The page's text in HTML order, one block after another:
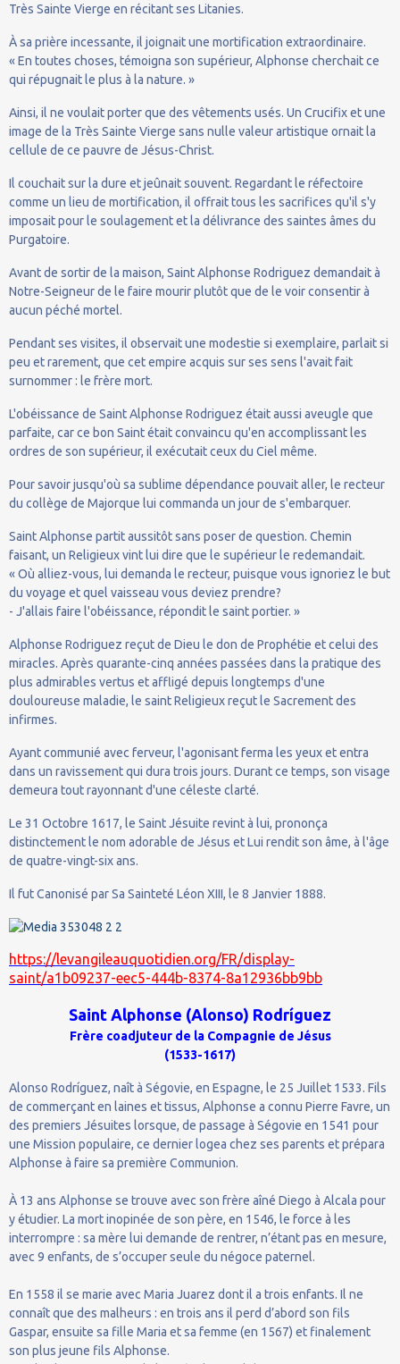
Très Sainte Vierge en récitant ses Litanies.
À sa prière incessante, il joignait une mortification extraordinaire.
« En toutes choses, témoigna son supérieur, Alphonse cherchait ce
qui répugnait le plus à la nature. »
Ainsi, il ne voulait porter que des vêtements usés. Un Crucifix et une
image de la Très Sainte Vierge sans nulle valeur artistique ornait la
cellule de ce pauvre de Jésus-Christ.
Il couchait sur la dure et jeûnait souvent. Regardant le réfectoire
comme un lieu de mortification, il offrait tous les sacrifices qu'il s'y
imposait pour le soulagement et la délivrance des saintes âmes du
Purgatoire.
Avant de sortir de la maison, Saint Alphonse Rodriguez demandait à
Notre-Seigneur de le faire mourir plutôt que de le voir consentir à
aucun péché mortel.
Pendant ses visites, il observait une modestie si exemplaire, parlait si
peu et rarement, que cet empire acquis sur ses sens l'avait fait
surnommer : le frère mort.
L'obéissance de Saint Alphonse Rodriguez était aussi aveugle que
parfaite, car ce bon Saint était convaincu qu'en accomplissant les
ordres de son supérieur, il exécutait ceux du Ciel même.
Pour savoir jusqu'où sa sublime dépendance pouvait aller, le recteur
du collège de Majorque lui commanda un jour de s'embarquer.
Saint Alphonse partit aussitôt sans poser de question. Chemin
faisant, un Religieux vint lui dire que le supérieur le redemandait.
« Où alliez-vous, lui demanda le recteur, puisque vous ignoriez le but
du voyage et quel vaisseau vous deviez prendre?
- J'allais faire l'obéissance, répondit le saint portier. »
Alphonse Rodriguez reçut de Dieu le don de Prophétie et celui des
miracles. Après quarante-cinq années passées dans la pratique des
plus admirables vertus et affligé depuis longtemps d'une
douloureuse maladie, le saint Religieux reçut le Sacrement des
infirmes.
Ayant communié avec ferveur, l'agonisant ferma les yeux et entra
dans un ravissement qui dura trois jours. Durant ce temps, son visage
demeura tout rayonnant d'une céleste clarté.
Le 31 Octobre 1617, le Saint Jésuite revint à lui, prononça
distinctement le nom adorable de Jésus et Lui rendit son âme, à l'âge
de quatre-vingt-six ans.
Il fut Canonisé par Sa Sainteté Léon XIII, le 8 Janvier 1888.
https://levangileauquotidien.org/FR/display-
saint/a1b09237-eec5-444b-8374-8a12936bb9bb
Saint Alphonse (Alonso) Rodríguez
Frère coadjuteur de la Compagnie de Jésus
(1533-1617)
Alonso Rodríguez, naît à Ségovie, en Espagne, le 25 Juillet 1533. Fils
de commerçant en laines et tissus, Alphonse a connu Pierre Favre, un
des premiers Jésuites lorsque, de passage à Ségovie en 1541 pour
une Mission populaire, ce dernier logea chez ses parents et prépara
Alphonse à faire sa première Communion.
À 13 ans Alphonse se trouve avec son frère aîné Diego à Alcala pour
y étudier. La mort inopinée de son père, en 1546, le force à les
interrompre : sa mère lui demande de rentrer, n’étant pas en mesure,
avec 9 enfants, de s’occuper seule du négoce paternel.
En 1558 il se marie avec Maria Juarez dont il a trois enfants. Il ne
connaît que des malheurs : en trois ans il perd d’abord son fils
Gaspar, ensuite sa fille Maria et sa femme (en 1567) et finalement
son plus jeune fils Alphonse.